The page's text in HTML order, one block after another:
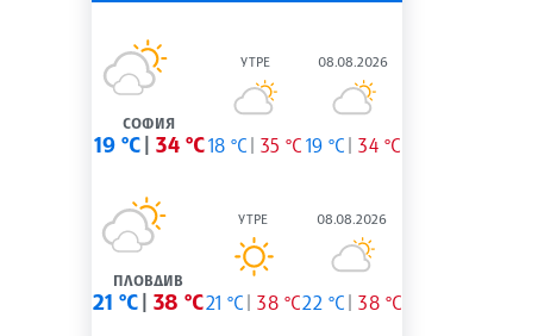
СОФИЯ
19 °C 34 °C
УТРЕ
18 °C 35 °C
08.08.2026
19 °C 34 °C
ПЛОВДИВ
21 °C 38 °C
УТРЕ
21 °C 38 °C
08.08.2026
22 °C 38 °C